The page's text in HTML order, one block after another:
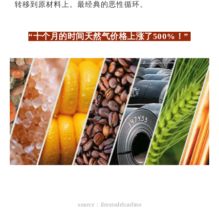
转移到原材料上。最经典的恶性循环。
“十个月的时间天然气价格上涨了500%！”
source：ilrestodelcarlino